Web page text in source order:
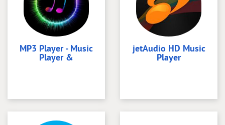
MP3 Player - Music
Player &
jetAudio HD Music
Player